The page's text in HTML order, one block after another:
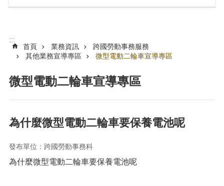
公
識
局
通
訊
業
務
:::
首頁 業務資訊
跨國勞動事務服務
其他業務宣導專區
微型電動二輪車宣導專區
微型電動二輪車宣導專區
為什麼微型電動二輪車要保養電池呢
發布單位：跨國勞動事務科
為什麼微型電動二輪車要保養電池呢